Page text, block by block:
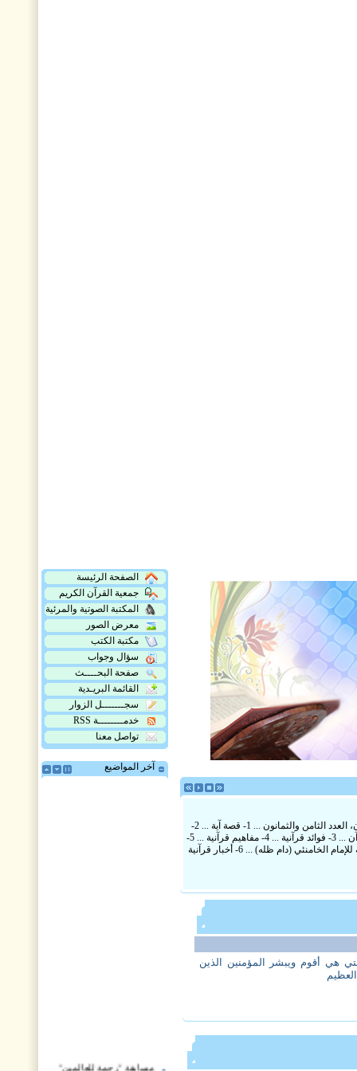
مجلة أريج القرآن، العدد الثامن والثمانون ... 1- قصة آية ... 2-
حوارات أهل القرآن ... 3- فوائد قرآنية ... 4- مفاهيم قرآنية ... 5-
استفتاءات قرآنية للإمام الخامنئي (دام ظله) ... 6- أخبار قرآنية
هي أقوم ويبشر المؤمنين الذين
الصفحة الرئيسة
جمعية القرآن الكريم
المكتبة الصوتية والمرئية
معرض الصور
مكتبة الكتب
سؤال وجواب
صفحة البحــــث
القائمة البريـدية
سجـــــــل الزوار
خدمــــــــة RSS
تواصل معنا
آخر المواضيع
مسابقة "رحمة للعالمين"